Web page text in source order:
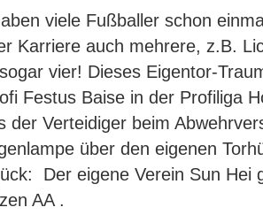
viele Fußballer schon
Karriere auch mehrere, z.B.
vier! Dieses Eigentor-
Festus Baise in der Profiliga
der Verteidiger beim
über den eigenen
Der eigene Verein Sun Hei
AA .